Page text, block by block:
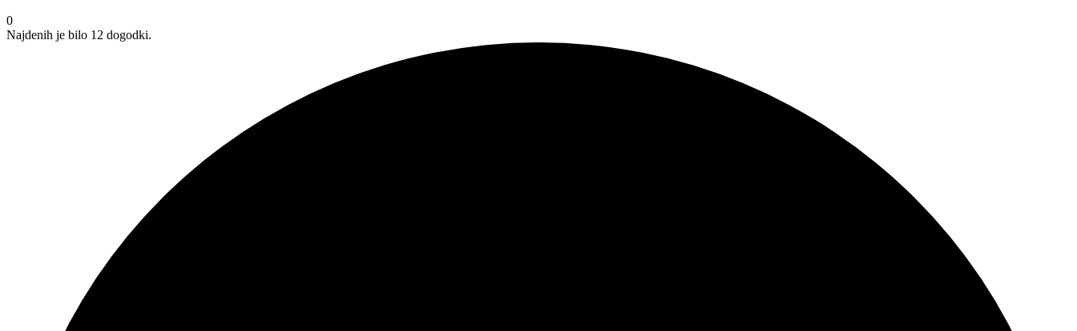
0
Najdenih je bilo 12 dogodki.